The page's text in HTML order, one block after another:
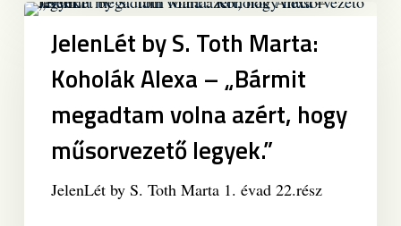
érzéseit
JelenLét
Koholák
Alexa
„Bármit
JelenLét by S. Toth Marta:
Koholák Alexa – „Bármit
megadtam volna azért, hogy
műsorvezető legyek.”
JelenLét by S. Toth Marta 1. évad 22.rész